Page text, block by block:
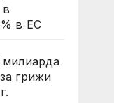
в ЕС
милиарда
грижи